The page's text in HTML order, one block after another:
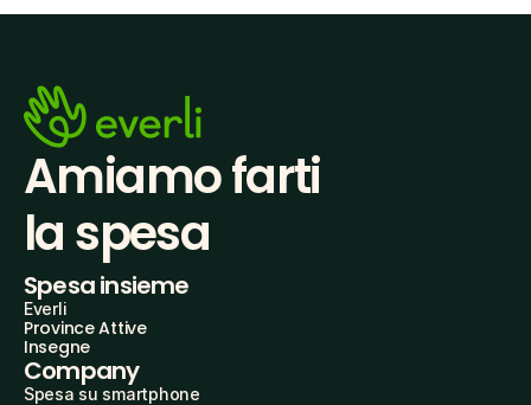
Amiamo farti
la spesa
Spesa insieme
Everli
Province Attive
Insegne
Company
Spesa su smartphone